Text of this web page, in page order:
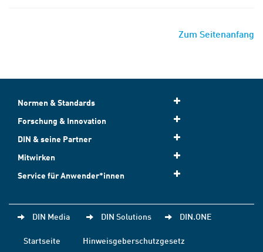
Zum Seitenanfang
Normen & Standards
Forschung & Innovation
DIN & seine Partner
Mitwirken
Service für Anwender*innen
DIN Media DIN Solutions DIN.ONE
Startseite
Hinweisgeberschutzgesetz